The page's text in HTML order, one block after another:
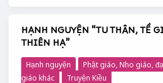
HẠ”
HẠNH NGUYỆN “TU THÂN, TỀ
THIÊN HẠ”
Hạnh nguyện
Phật giáo, Nho giáo,
giáo khác
Truyện Kiều
HẠNH
NGUYỆN
“TU
THÂN,